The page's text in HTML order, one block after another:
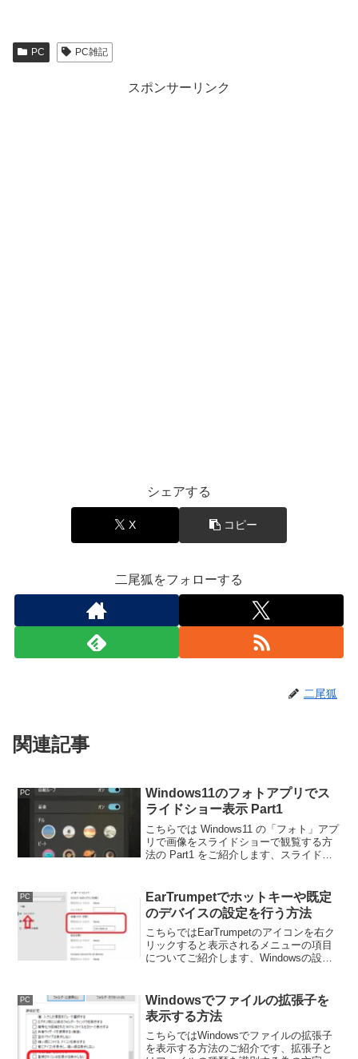
PC PC雑記
スポンサーリンク
シェアする
X コピー
二尾狐をフォローする
二尾狐
関連記事
PC
Windows11のフォトアプリでス
ライドショー表示 Part1
こちらでは Windows11 の「フォト」アプ
リで画像をスライドショーで観覧する方
法の Part1 をご紹介します、スライドシ
であるフォトで使用する方法を確認して
みます。
PC
EarTrumpetでホットキーや既定
のデバイスの設定を行う方法
こちらではEarTrumpetのアイコンを右ク
リックすると表示されるメニューの項目
についてご紹介します、Windowsの設定
トキーの設定などを行うことが出来ま
す。
PC
Windowsでファイルの拡張子を
表示する方法
こちらではWindowsでファイルの拡張子
を表示する方法のご紹介です、拡張子と